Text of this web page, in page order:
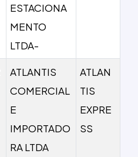
ESTACIONA
MENTO
LTDA-
ATLANTIS
COMERCIAL
E
IMPORTADO
RA LTDA
ATLAN
TIS
EXPRE
SS